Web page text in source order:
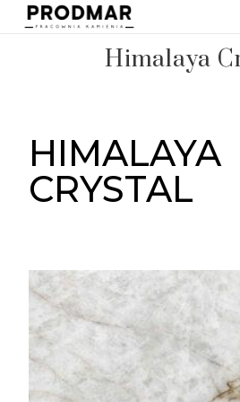
Himalaya
HIMALAYA
CRYSTAL